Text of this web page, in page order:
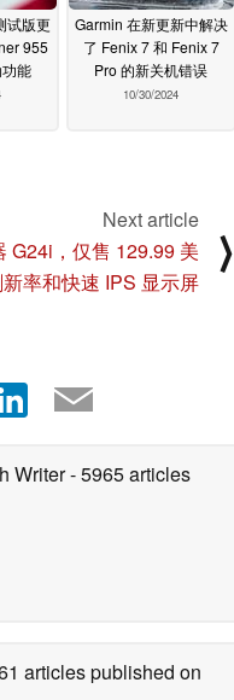
试版更
955
能
Garmin 在新更新中解决
了 Fenix 7 和 Fenix 7
Pro 的新关机错误
10/30/2024
Next article
G24i，仅售 129.99 美
率和快速 IPS 显示屏
⟩
Writer- 5965 articles
articles published on